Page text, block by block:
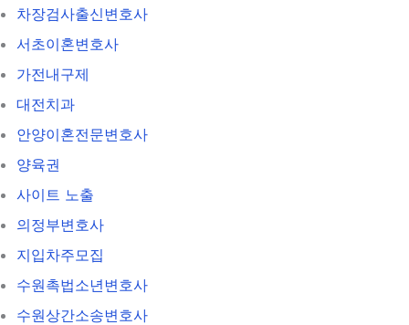
차장검사출신변호사
서초이혼변호사
가전내구제
대전치과
안양이혼전문변호사
양육권
사이트 노출
의정부변호사
지입차주모집
수원촉법소년변호사
수원상간소송변호사